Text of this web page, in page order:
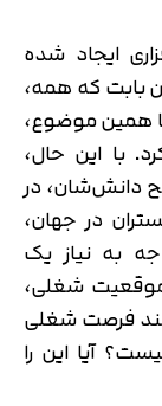
ایجاد شده
بابت که همه،
همین موضوع،
با این حال،
دانش‌شان، در
در جهان،
به نیاز یک
شغلی،
فرصت شغلی
آیا این را